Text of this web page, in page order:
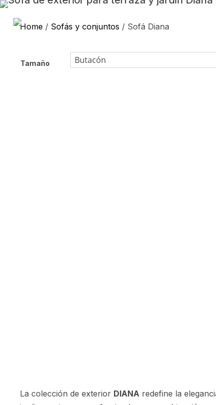
Home / Sofás y conjuntos / Sofá Diana
Tamaño
La colección de exterior DIANA redefine la